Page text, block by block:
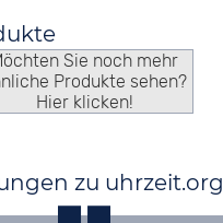
Sie noch mehr
Produkte sehen?
Hier klicken!
zu uhrzeit.org